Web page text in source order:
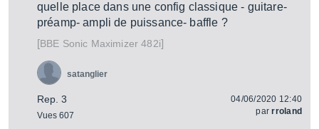
quelle place dans une config classique - guitare-
préamp- ampli de puissance- baffle ?
[BBE Sonic Maximizer 482i]
Rep. 3
Vues 607
satanglier
04/06/2020 12:40
parrroland